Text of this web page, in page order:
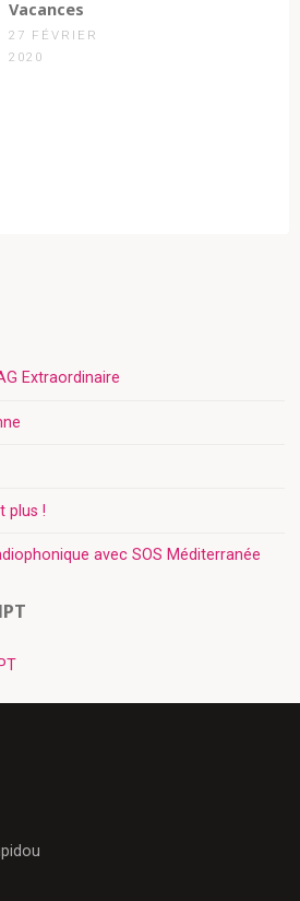
Vacances
27 FÉVRIER
2020
Extraordinaire​
plus !
avec SOS Méditerranée